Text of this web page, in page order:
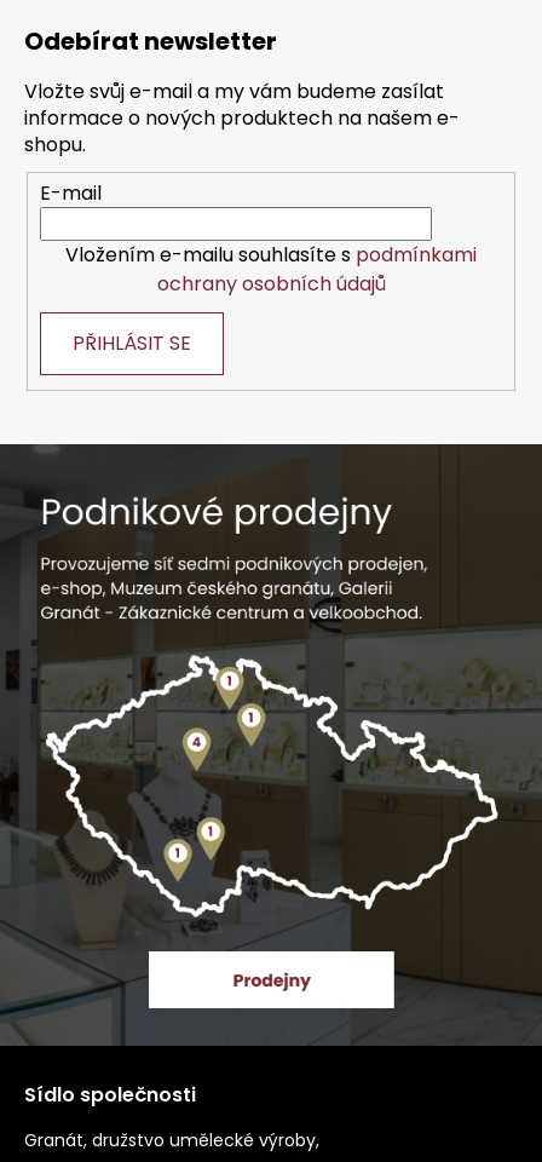
Odebírat newsletter
Vložte svůj e-mail a my vám budeme zasílat
informace o nových produktech na našem e-
shopu.
E-mail
Vložením e-mailu souhlasíte s podmínkami
ochrany osobních údajů
PŘIHLÁSIT SE
Sídlo společnosti
Granát, družstvo umělecké výroby,